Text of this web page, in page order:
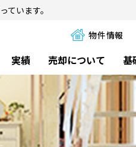
ています。
物件情報
実績 売却について 基